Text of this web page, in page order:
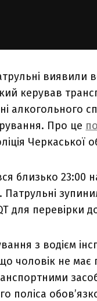
виявили
керував
алкогольного
Про це
Черкаської
близько 23:00
Патрульні
для перевірки
з водієм
чоловік не має
поліса